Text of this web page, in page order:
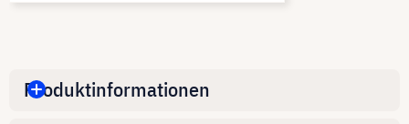
Produktinformationen